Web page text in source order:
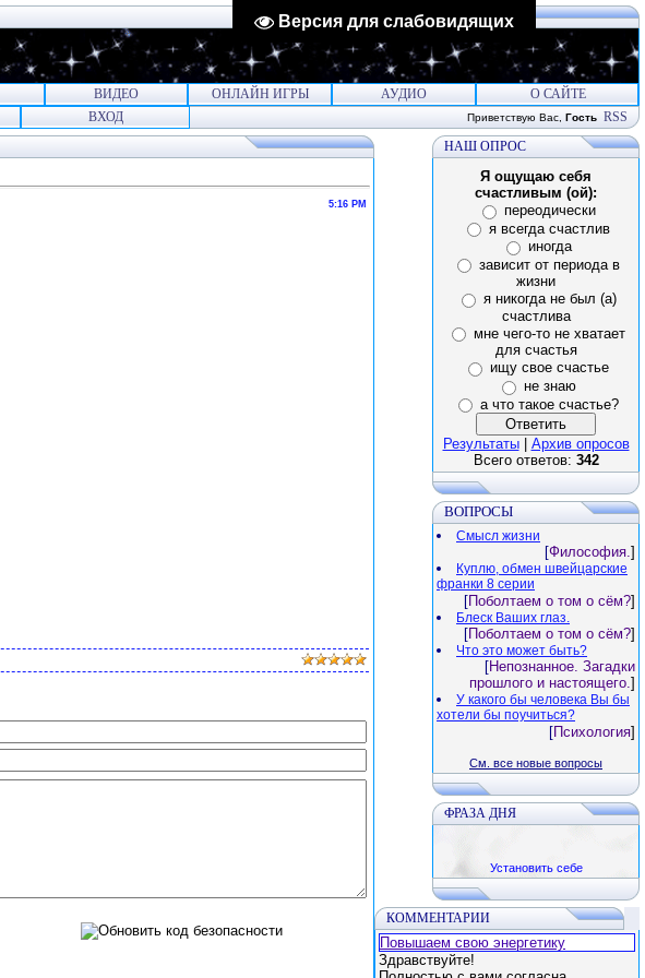
Версия для слабовидящих
ВИДЕО ОНЛАЙН ИГРЫ АУДИО
О САЙТЕ
ВХОД Приветствую Вас Гость RSS
5:16 PM
НАШ ОПРОС
Я ощущаю себя
счастливым (ой):
переодически
я всегда счастлив
иногда
зависит от периода в
жизни
я никогда не был (а)
счастлива
мне чего-то не хватает
для счастья
ищу свое счастье
не знаю
а что такое счастье?
Результаты| Архив опросов
Всего ответов: 342
ВОПРОСЫ
Смысл жизни
[Философия.]
Куплю, обмен швейцарские
франки 8 серии
[Поболтаем о том о сём?]
Блеск Ваших глаз.
[Поболтаем о том о сём?]
Что это может быть?
[Непознанное. Загадки
прошлого и настоящего.]
У какого бы человека Вы бы
хотели бы поучиться?
[Психология]
См. все новые вопросы
ФРАЗА ДНЯ
Установить себе
КОММЕНТАРИИ
Повышаем свою энергетику
Здравствуйте!